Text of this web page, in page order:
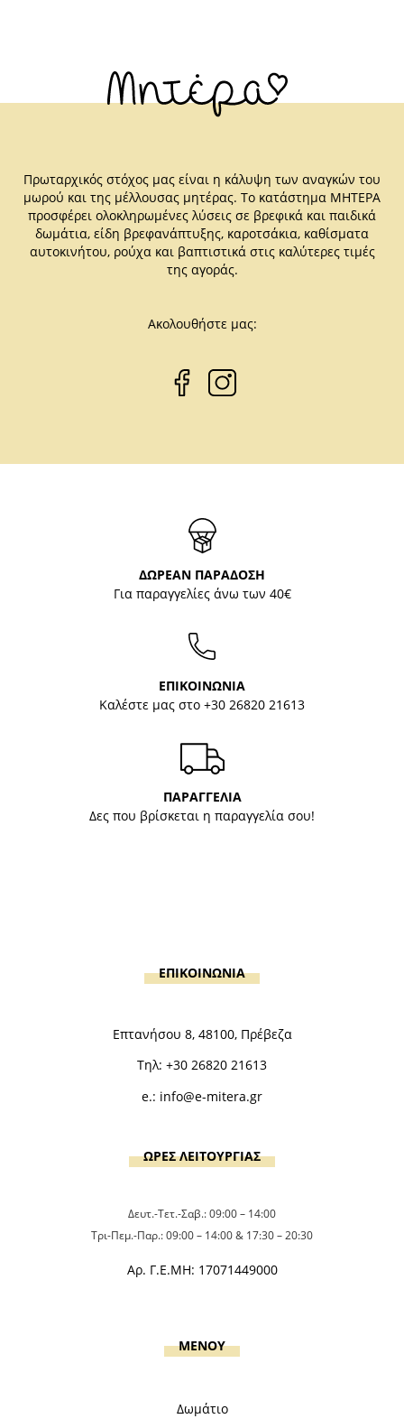
Πρωταρχικός στόχος μας είναι η κάλυψη των αναγκών του
μωρού και της μέλλουσας μητέρας. Το κατάστημα ΜΗΤΕΡΑ
προσφέρει ολοκληρωμένες λύσεις σε βρεφικά και παιδικά
δωμάτια, είδη βρεφανάπτυξης, καροτσάκια, καθίσματα
αυτοκινήτου, ρούχα και βαπτιστικά στις καλύτερες τιμές
της αγοράς.
Ακολουθήστε μας:
ΔΩΡΕΑΝ ΠΑΡΑΔΟΣΗ
Για παραγγελίες άνω των 40€
ΕΠΙΚΟΙΝΩΝΙΑ
Καλέστε μας στο +30 26820 21613
ΠΑΡΑΓΓΕΛΙΑ
Δες που βρίσκεται η παραγγελία σου!
ΕΠΙΚΟΙΝΩΝΙΑ
Επτανήσου 8, 48100, Πρέβεζα
Τηλ: +30 26820 21613
e.: info@e-mitera.gr
ΩΡΕΣ ΛΕΙΤΟΥΡΓΙΑΣ
Δευτ.-Τετ.-Σαβ.: 09:00 – 14:00
Τρι-Πεμ.-Παρ.: 09:00 – 14:00 & 17:30 – 20:30
Αρ. Γ.Ε.ΜΗ: 17071449000
MENOY
Δωμάτιο